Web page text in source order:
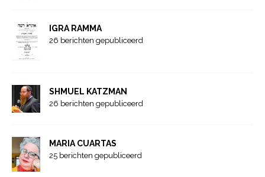
IGRA RAMMA
26 berichten gepubliceerd
SHMUEL KATZMAN
26 berichten gepubliceerd
MARIA CUARTAS
25 berichten gepubliceerd